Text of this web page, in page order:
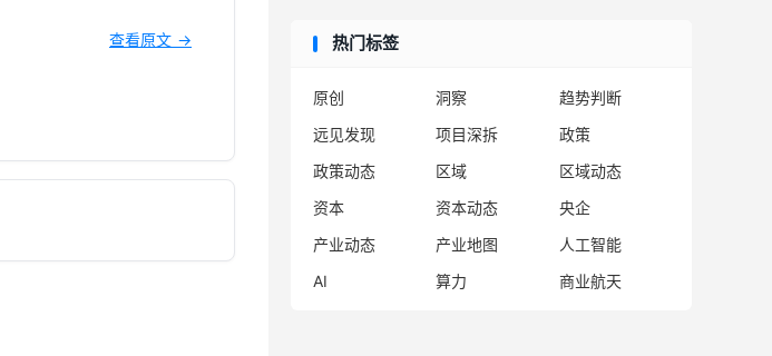
查看原文 → 热门标签
原创 洞察
趋势判断
远见发现
项目深拆
政策
政策动态
区域
区域动态
资本
资本动态
央企
产业动态
产业地图
人工智能
AI
算力 商业航天